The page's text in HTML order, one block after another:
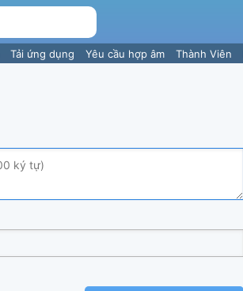
Tải ứng dụng Yêu cầu hợp âm Thành Viên